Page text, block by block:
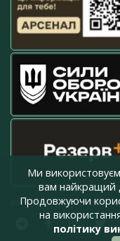
press@armyinform.com.ua
Ми
вам найкращий
Продовжуючи
на
політику